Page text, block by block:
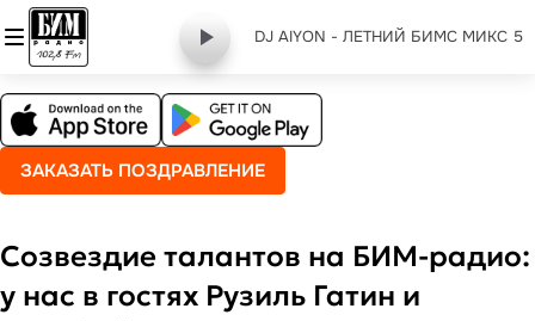
DJ AIYON - ЛЕТНИЙ БИМС МИКС 5
ЗАКАЗАТЬ ПОЗДРАВЛЕНИЕ
Созвездие талантов на БИМ-радио:
у нас в гостях Рузиль Гатин и